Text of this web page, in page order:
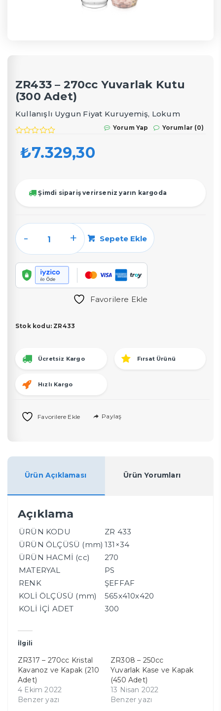
ZR433 – 270cc Yuvarlak Kutu
(300 Adet)
Kullanışlı Uygun Fiyat Kuruyemiş, Lokum
Yorum Yap Yorumlar (0)
₺7.329,30
Şimdi sipariş verirseniz yarın kargoda
Yuvarlak
Kutu
Sepete Ekle
Favorilere Ekle
Stok kodu: ZR433
Ücretsiz Kargo Fırsat Ürünü
Hızlı Kargo
Favorilere Ekle Paylaş
Ürün Açıklaması Ürün Yorumları
Açıklama
ÜRÜN KODU
ZR 433
ÜRÜN ÖLÇÜSÜ (mm) 131×34
ÜRÜN HACMİ (cc)
270
MATERYAL
PS
RENK
ŞEFFAF
KOLİ ÖLÇÜSÜ (mm)
565x410x420
KOLİ İÇİ ADET
300
İlgili
ZR317 – 270cc Kristal
Kavanoz ve Kapak (210
Adet)
4 Ekim 2022
Benzer yazı
ZR308 – 250cc
Yuvarlak Kase ve Kapak
(450 Adet)
13 Nisan 2022
Benzer yazı